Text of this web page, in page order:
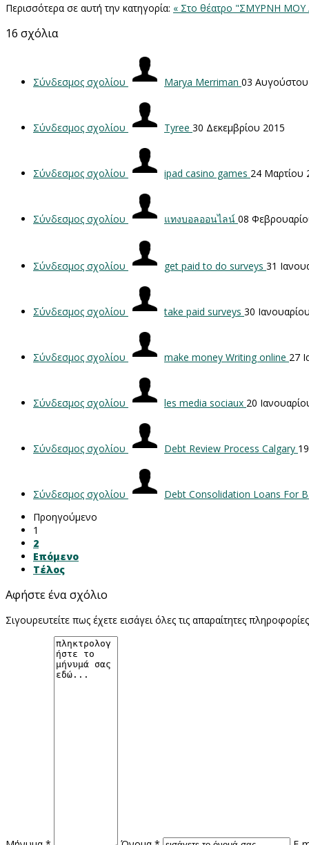
Περισσότερα σε αυτή την κατηγορία: « Στο θέατρο "ΣΜΥΡΝΗ
16 σχόλια
Σύνδεσμος σχολίου Marya Merriman 03
Σύνδεσμος σχολίου Tyree 30 Δεκεμβρίου 2015
Σύνδεσμος σχολίου ipad casino games 24 Μαρτίου
Σύνδεσμος σχολίου แทงบอลออนไลน์ 08
Σύνδεσμος σχολίου get paid to do surveys 31
Σύνδεσμος σχολίου take paid surveys 30
Σύνδεσμος σχολίου make money Writing online 27
Σύνδεσμος σχολίου les media sociaux 20
Σύνδεσμος σχολίου Debt Review Process Calgary
Σύνδεσμος σχολίου
Debt Consolidation Loans For
Προηγούμενο
1
2
Επόμενο
Τέλος
Αφήστε ένα σχόλιο
Σιγουρευτείτε πως έχετε εισάγει όλες τις απαραίτητες